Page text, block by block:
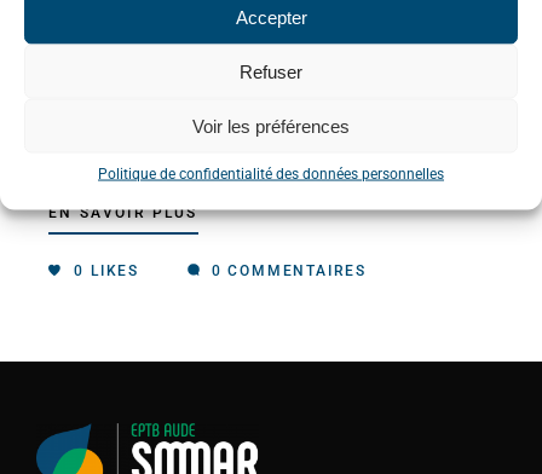
Accepter
Refuser
Voir les préférences
Politique de confidentialité des données personnelles
SMAH FRESQUEL
VALLÉE DE L'AUDE/SMDA/SMMAR/
SYNDICAT BERRE RIEU/
EN SAVOIR PLUS
0 LIKES 0 COMMENTAIRES